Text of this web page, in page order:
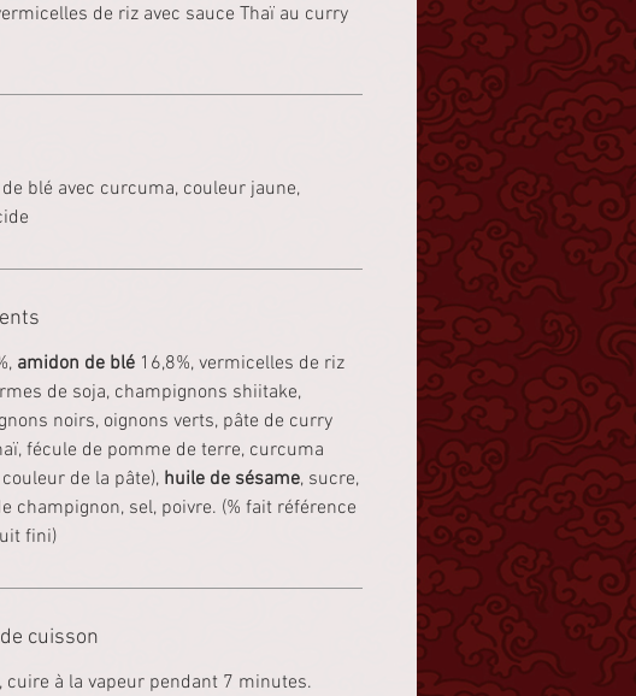
de riz avec sauce Thaï au curry
blé avec curcuma, couleur jaune,
amidon de blé 16,8%, vermicelles de riz
de soja, champignons shiitake,
noirs, oignons verts, pâte de curry
fécule de pomme de terre, curcuma
de la pâte), huile de sésame, sucre,
champignon, sel, poivre. (% fait référence
fini)
cuisson
cuire à la vapeur pendant 7 minutes.